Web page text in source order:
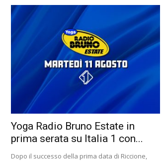
Yoga Radio Bruno Estate in
prima serata su Italia 1 con...
Dopo il successo della prima data di Riccione,